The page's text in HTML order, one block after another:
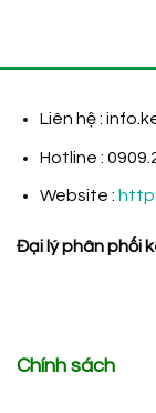
Liên hệ :
Hotline :
Website :
Đại lý phân phối
Chính sách